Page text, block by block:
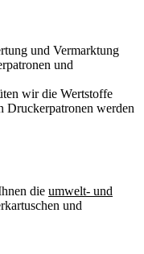
und Vermarktung
und
wir die Wertstoffe
Druckerpatronen werden
die umwelt- und
und